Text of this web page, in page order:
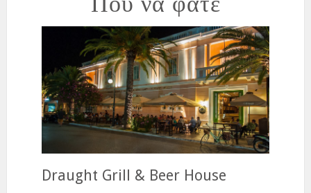
Draught Grill & Beer House